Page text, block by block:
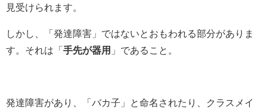
見受けられます。
しかし、「発達障害」ではないとおもわれる部分がありま
す。それは「手先が器用 」であること。
発達障害があり、「バカ子」と命名されたり、クラスメイ